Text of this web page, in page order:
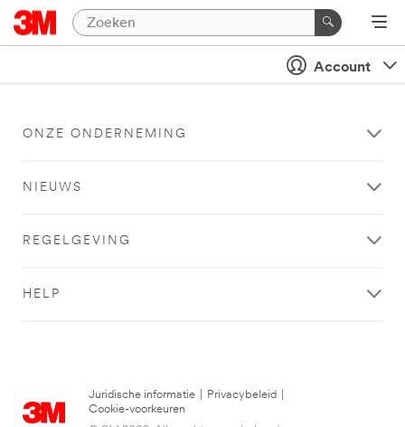
Account
ONZE ONDERNEMING
NIEUWS
REGELGEVING
HELP
Juridische informatie Privacybeleid
Cookie-voorkeuren